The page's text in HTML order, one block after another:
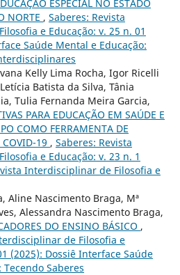
ESPECIAL NO ESTADO
NORTE , Saberes: Revista
e Educação: v. 25 n. 01
Saúde Mental e Educação:
Kelly Lima Rocha, Igor Ricelli
Batista da Silva, Tânia
Tulia Fernanda Meira Garcia,
PARA EDUCAÇÃO EM SAÚDE E
COMO FERRAMENTA DE
COVID-19 , Saberes: Revista
e Educação: v. 23 n. 1
Interdisciplinar de Filosofia e
Aline Nascimento Braga, Mª
Alessandra Nascimento Braga,
DO ENSINO BÁSICO ,
de Filosofia e
(2025): Dossiê Interface Saúde
Saberes